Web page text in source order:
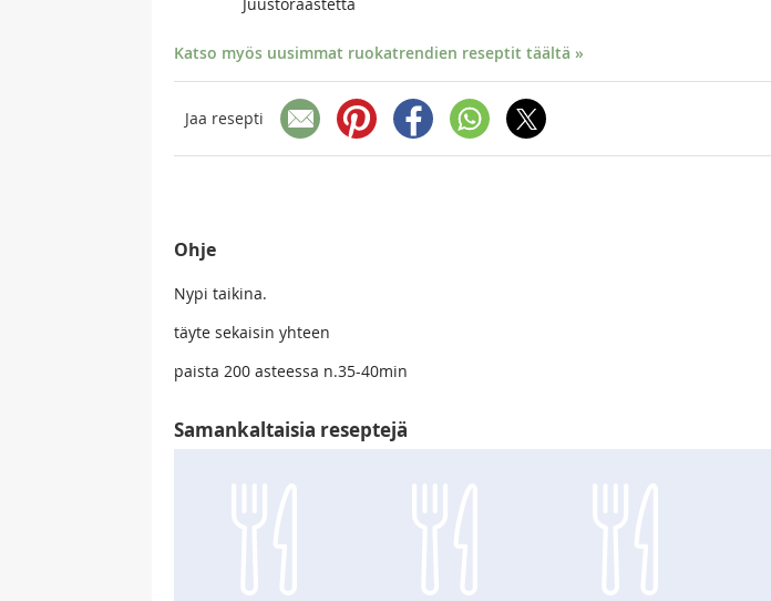
Katso myös uusimmat ruokatrendien reseptit täältä »
Jaa resepti
Ohje
Nypi taikina.
täyte sekaisin yhteen
paista 200 asteessa n.35-40min
Samankaltaisia reseptejä